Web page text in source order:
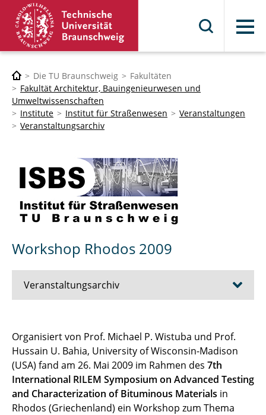
Menü
Die TU Braunschweig
Fakultäten
Fakultät Architektur, Bauingenieurwesen und
Umweltwissenschaften
Institute
Institut für Straßenwesen
Veranstaltungen
Veranstaltungsarchiv
Workshop Rhodos 2009
Veranstaltungsarchiv
Referendartag 2009
Kinder-Uni 2010/11
Antrittsvorlesung 2010
Organisiert von Prof. Michael P. Wistuba und Prof.
Hussain U. Bahia, University of Wisconsin-Madison
(USA) fand am 26. Mai 2009 im Rahmen des 7th
International RILEM Symposium on Advanced Testing
and Characterization of Bituminous Materials in
Rhodos (Griechenland) ein Workshop zum Thema